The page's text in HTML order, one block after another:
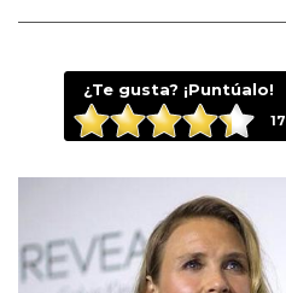
¿Te gusta? ¡Puntúalo!
17